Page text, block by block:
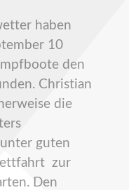
haben
10
den
Christian
die
guten
zur
Den